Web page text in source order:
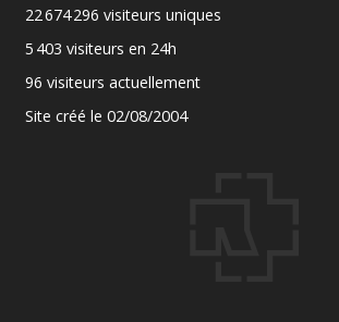
22 674 296 visiteurs uniques
5 403 visiteurs en 24h
96 visiteurs actuellement
Site créé le 02/08/2004